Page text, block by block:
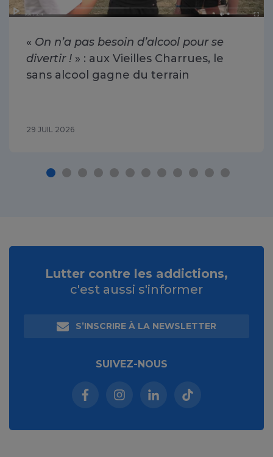
« On n’a pas besoin d’alcool pour se
divertir ! » : aux Vieilles Charrues, le
sans alcool gagne du terrain
29 JUIL 2026
Lutter contre les addictions,
c'est aussi s'informer
S’INSCRIRE À LA NEWSLETTER
SUIVEZ-NOUS
Facebook (nouvelle fenêtre)
Instagram (nouvelle fenêtre)
Linkedin (nouvelle
Tiktok (nouvelle